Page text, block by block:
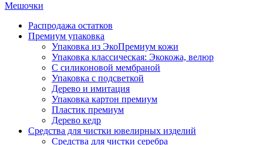
Мешочки
Распродажа остатков
Премиум упаковка
Упаковка из ЭкоПремиум кожи
Упаковка классическая: Экокожа, велюр
С силиконовой мембраной
Упаковка с подсветкой
Дерево и имитация
Упаковка картон премиум
Пластик премиум
Дерево кедр
Средства для чистки ювелирных изделий
Средства для чистки серебра